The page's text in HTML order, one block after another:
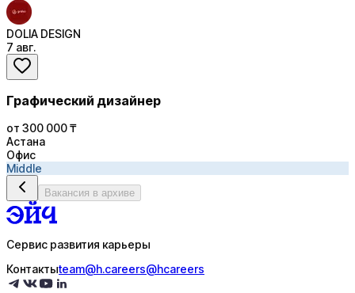
DOLIA DESIGN
7 авг.
Графический дизайнер
от 300 000 ₸
Астана
Офис
Middle
Вакансия в архиве
Сервис развития карьеры
Контактыteam@h.careers@hcareers